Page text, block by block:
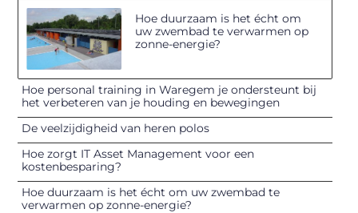
Hoe duurzaam is het écht om
uw zwembad te verwarmen op
zonne-energie?
Hoe personal training in Waregem je ondersteunt bij
het verbeteren van je houding en bewegingen
De veelzijdigheid van heren polos
Hoe zorgt IT Asset Management voor een
kostenbesparing?
Hoe duurzaam is het écht om uw zwembad te
verwarmen op zonne-energie?